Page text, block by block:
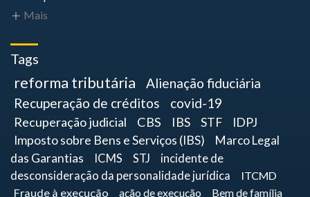
Mais
Tags
reforma tributária
Alienação fiduciária
Recuperação de créditos
covid-19
Recuperação judicial CBS IBS STF
IDPJ
Imposto sobre Bens e Serviços (IBS)
Marco Legal
das Garantias
ICMS STJ
incidente de
desconsideração da personalidade jurídica
ITCMD
Fraude à execução
ação de execução
Bem de família